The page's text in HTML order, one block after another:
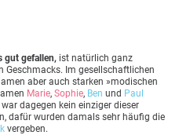
gut gefallen, ist natürlich ganz
Geschmacks. Im gesellschaftlichen
aber auch starken »modischen
Marie, Sophie, Ben und Paul
dagegen kein einziger dieser
dafür wurden damals sehr häufig die
vergeben.